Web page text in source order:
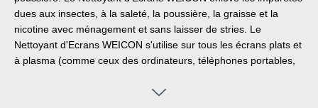
dues aux insectes, à la saleté, la poussière, la graisse et la
nicotine avec ménagement et sans laisser de stries. Le
Nettoyant d'Ecrans WEICON s'utilise sur tous les écrans plats et
à plasma (comme ceux des ordinateurs, téléphones portables,
boîtiers en matière plastique (ordinateurs, scanneurs, copieurs